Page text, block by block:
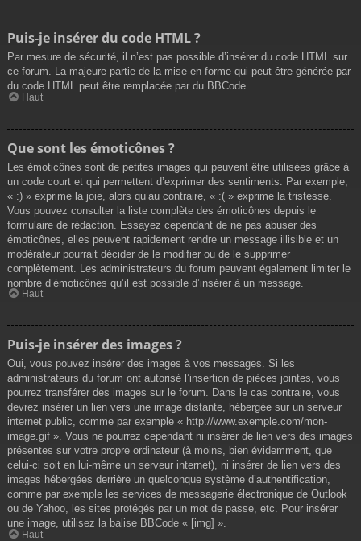
Puis-je insérer du code HTML ?
Par mesure de sécurité, il n’est pas possible d’insérer du code HTML sur
ce forum. La majeure partie de la mise en forme qui peut être générée par
du code HTML peut être remplacée par du BBCode.
Haut
Que sont les émoticônes ?
Les émoticônes sont de petites images qui peuvent être utilisées grâce à
un code court et qui permettent d’exprimer des sentiments. Par exemple,
« :) » exprime la joie, alors qu’au contraire, « :( » exprime la tristesse.
Vous pouvez consulter la liste complète des émoticônes depuis le
formulaire de rédaction. Essayez cependant de ne pas abuser des
émoticônes, elles peuvent rapidement rendre un message illisible et un
modérateur pourrait décider de le modifier ou de le supprimer
complètement. Les administrateurs du forum peuvent également limiter le
nombre d’émoticônes qu’il est possible d’insérer à un message.
Haut
Puis-je insérer des images ?
Oui, vous pouvez insérer des images à vos messages. Si les
administrateurs du forum ont autorisé l’insertion de pièces jointes, vous
pourrez transférer des images sur le forum. Dans le cas contraire, vous
devrez insérer un lien vers une image distante, hébergée sur un serveur
internet public, comme par exemple « http://www.exemple.com/mon-
image.gif ». Vous ne pourrez cependant ni insérer de lien vers des images
présentes sur votre propre ordinateur (à moins, bien évidemment, que
celui-ci soit en lui-même un serveur internet), ni insérer de lien vers des
images hébergées derrière un quelconque système d’authentification,
comme par exemple les services de messagerie électronique de Outlook
ou de Yahoo, les sites protégés par un mot de passe, etc. Pour insérer
une image, utilisez la balise BBCode « [img] ».
Haut